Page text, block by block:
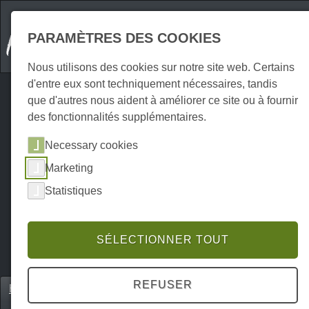
Home
Destinations d'excursions
P0024EA01860
PARAMÈTRES DES COOKIES
Nous utilisons des cookies sur notre site web. Certains
d'entre eux sont techniquement nécessaires, tandis
que d'autres nous aident à améliorer ce site ou à fournir
des fonctionnalités supplémentaires.
Necessary cookies
Marketing
Statistiques
SÉLECTIONNER TOUT
REFUSER